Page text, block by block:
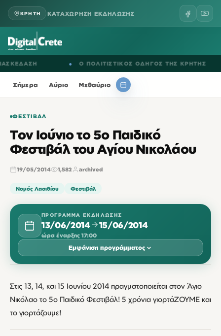
ΚΡΗΤΗ ΚΑΤΑΧΩΡΗΣΗ ΕΚΔΗΛΩΣΗΣ
Ο ΠΟΛΙΤΙΣΤΙΚΟΣ ΟΔΗΓΟΣ ΤΗΣ ΚΡΗΤΗΣ
Σήμερα Αύριο Μεθαύριο
ΦΕΣΤΙΒΆΛ
Τον Ιούνιο το 5ο Παιδικό
Φεστιβάλ του Αγίου Νικολάου
19/05/2014 1,582 archived
Νομός Λασιθίου Φεστιβάλ
ΠΡΌΓΡΑΜΜΑ ΕΚΔΉΛΩΣΗΣ
13/06/2014 15/06/2014
ώρα έναρξης 17:00
Εμφάνιση προγράμματος
Στις 13, 14, και 15 Ιουνίου 2014 πραγματοποιείται στον Άγιο
Νικόλαο το 5ο Παιδικό Φεστιβάλ! 5 χρόνια γιορτάΖΟΥΜΕ και
το γιορτάζουμε!